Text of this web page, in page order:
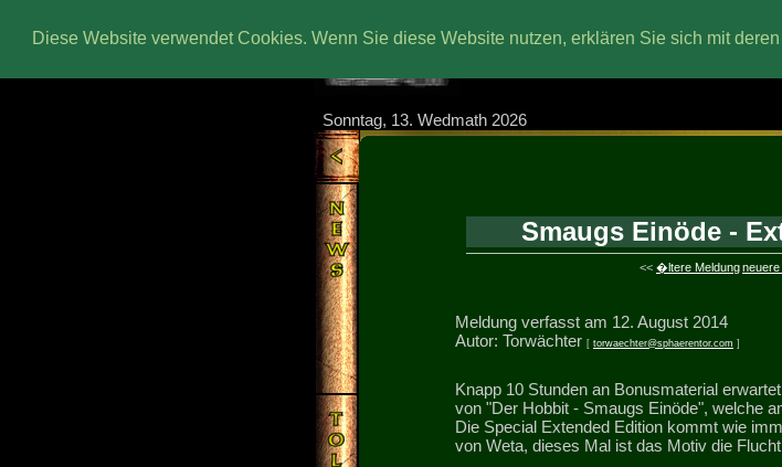
Diese Website verwendet Cookies. Wenn Sie diese Website nutzen, erklären Sie sich mit
Sonntag, 13. Wedmath 2026
Smaugs Einöde -
<< �ltere Meldungneuere
Meldung verfasst am 12. August 2014
Autor: Torwächter [ torwaechter@sphaerentor.com ]
Knapp 10 Stunden an Bonusmaterial
von "Der Hobbit - Smaugs Einöde", welche
Die Special Extended Edition kommt wie
von Weta, dieses Mal ist das Motiv die